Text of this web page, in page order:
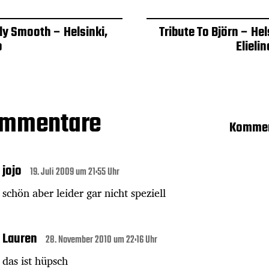
Smooth – Helsinki, Tribute To Björn –
jojo 19. Juli 2009 um 21:55 Uhr
schön aber leider gar nicht speziell
Lauren 28. November 2010 um 22:16 Uhr
das ist hüpsch